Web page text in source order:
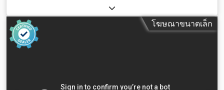
โฆษณาขนาดเล็ก